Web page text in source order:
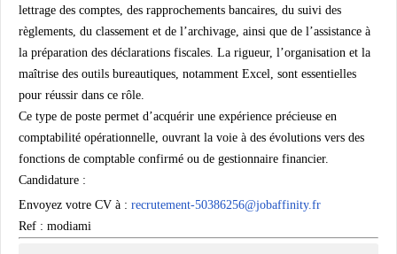
lettrage des comptes, des rapprochements bancaires, du suivi des
règlements, du classement et de l’archivage, ainsi que de l’assistance à
la préparation des déclarations fiscales. La rigueur, l’organisation et la
maîtrise des outils bureautiques, notamment Excel, sont essentielles
pour réussir dans ce rôle.
Ce type de poste permet d’acquérir une expérience précieuse en
comptabilité opérationnelle, ouvrant la voie à des évolutions vers des
fonctions de comptable confirmé ou de gestionnaire financier.
Candidature :
Envoyez votre CV à : recrutement-50386256@jobaffinity.fr
Ref : modiami